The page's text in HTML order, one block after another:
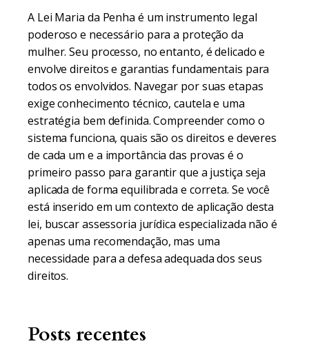
A Lei Maria da Penha é um instrumento legal
poderoso e necessário para a proteção da
mulher. Seu processo, no entanto, é delicado e
envolve direitos e garantias fundamentais para
todos os envolvidos. Navegar por suas etapas
exige conhecimento técnico, cautela e uma
estratégia bem definida. Compreender como o
sistema funciona, quais são os direitos e deveres
de cada um e a importância das provas é o
primeiro passo para garantir que a justiça seja
aplicada de forma equilibrada e correta. Se você
está inserido em um contexto de aplicação desta
lei, buscar assessoria jurídica especializada não é
apenas uma recomendação, mas uma
necessidade para a defesa adequada dos seus
direitos.
Posts recentes